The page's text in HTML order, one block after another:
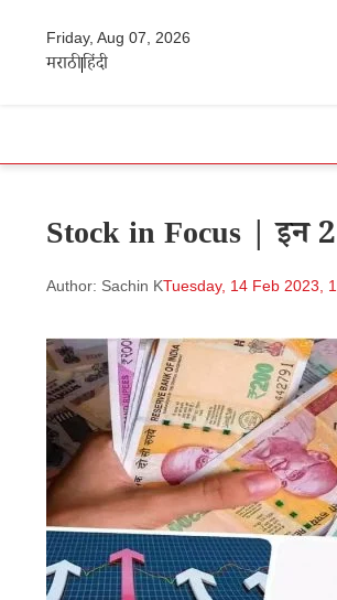
Friday, Aug 07, 2026
मराठीहिंदी
Stock in Focus | इन 2
Author: Sachin KTuesday, 14 Feb 2023,